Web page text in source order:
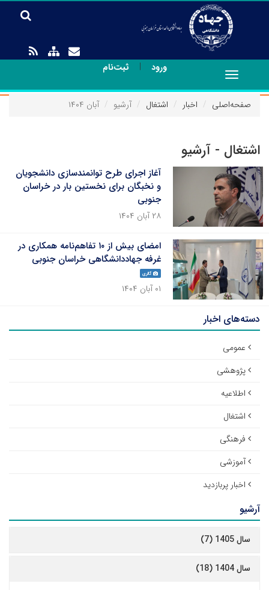
ورود | ثبت‌نام
Toggle
navigation
صفحه‌اصلی
اخبار اشتغال آرشیو آبان ۱۴۰۴
اشتغال - آرشیو
آغاز اجرای طرح توانمندسازی دانشجویان
و نخبگان برای نخستین بار در خراسان
جنوبی
۲۸ آبان ۱۴۰۴
امضای بیش از ۱۰ تفاهم‌نامه همکاری در
غرفه جهاددانشگاهی خراسان‌ جنوبی
گالری
۰۱ آبان ۱۴۰۴
دسته‌های اخبار
عمومی
پژوهشی
اطلاعیه
اشتغال
فرهنگی
آموزشی
اخبار پربازدید
آرشیو
سال 1405 (7)
سال 1404 (18)